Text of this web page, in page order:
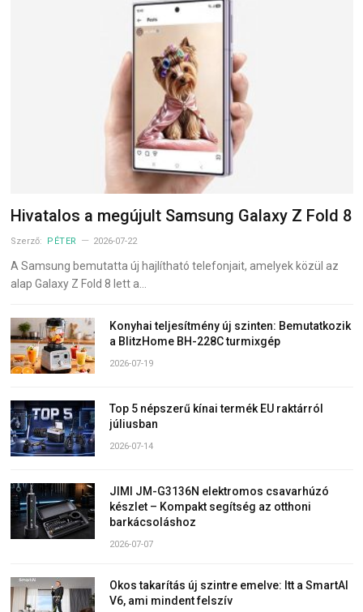
Hivatalos a megújult Samsung Galaxy Z Fold 8
Szerző: PÉTER 2026-07-22
A Samsung bemutatta új hajlítható telefonjait, amelyek közül az
alap Galaxy Z Fold 8 lett a…
Konyhai teljesítmény új szinten: Bemutatkozik
a BlitzHome BH-228C turmixgép
2026-07-19
Top 5 népszerű kínai termék EU raktárról
júliusban
2026-07-14
JIMI JM-G3136N elektromos csavarhúzó
készlet – Kompakt segítség az otthoni
barkácsoláshoz
2026-07-07
Okos takarítás új szintre emelve: Itt a SmartAI
V6, ami mindent felszív